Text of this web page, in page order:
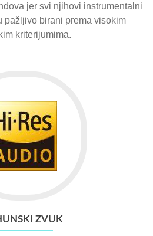
jer svi njihovi instrumentalni
pažljivo birani prema visokim
kriterijumima.
ZVUK